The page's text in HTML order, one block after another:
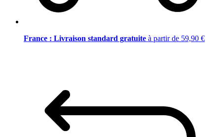
France : Livraison standard gratuite à partir de 59,90 €